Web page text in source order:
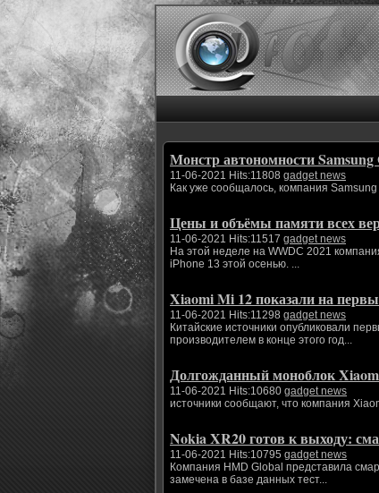
Монстр автономности
11-06-2021 Hits:11808 gadget news
Как уже сообщалось, компания
Цены и объёмы памяти всех
11-06-2021 Hits:11517 gadget news
На этой неделе на WWDC 2021
iPhone 13 этой осенью. ...
Xiaomi Mi 12 показали на
11-06-2021 Hits:11298 gadget news
Китайские источники опубликовали
производителем в конце этого год...
Долгожданный моноблок
11-06-2021 Hits:10680 gadget news
источники сообщают, что компания
Nokia XR20 готов к выходу:
11-06-2021 Hits:10795 gadget news
Компания HMD Global представила
замечена в базе данных тест...